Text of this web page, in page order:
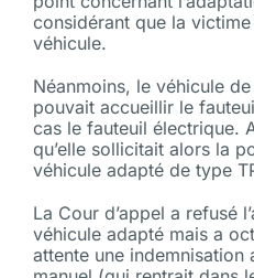
considérant que la
véhicule.
Néanmoins, le véhicule
pouvait accueillir le
cas le fauteuil électrique.
qu’elle sollicitait alors la
véhicule adapté de type
La Cour d’appel a refusé
véhicule adapté mais a
attente une indemnisation